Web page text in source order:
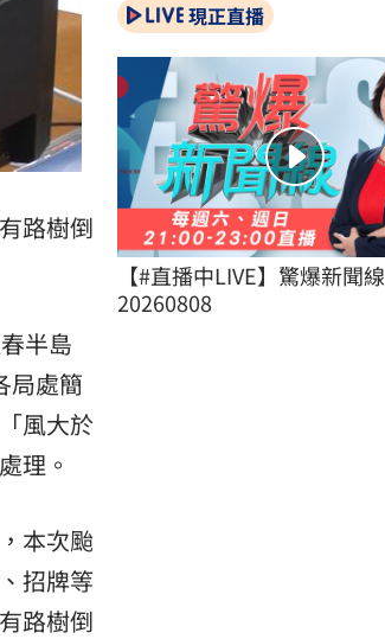
路樹倒
半島
局處簡
風大於
理。
本次颱
招牌等
路樹倒
現正直播
【#直播中LIVE】驚爆新聞線
20260808